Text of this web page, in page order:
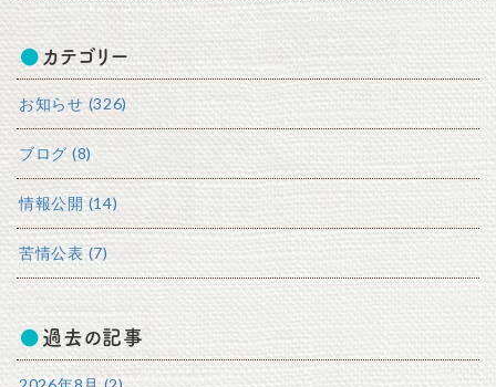
カテゴリー
お知らせ (326)
ブログ (8)
情報公開 (14)
苦情公表 (7)
過去の記事